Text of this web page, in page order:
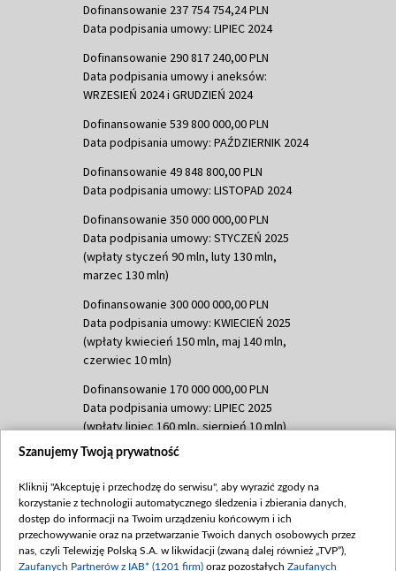
Dofinansowanie 237 754 754,24 PLN
Data podpisania umowy: LIPIEC 2024
Dofinansowanie 290 817 240,00 PLN
Data podpisania umowy i aneksów:
WRZESIEŃ 2024 i GRUDZIEŃ 2024
Dofinansowanie 539 800 000,00 PLN
Data podpisania umowy: PAŹDZIERNIK 2024
Dofinansowanie 49 848 800,00 PLN
Data podpisania umowy: LISTOPAD 2024
Dofinansowanie 350 000 000,00 PLN
Data podpisania umowy: STYCZEŃ 2025
(wpłaty styczeń 90 mln, luty 130 mln,
marzec 130 mln)
Dofinansowanie 300 000 000,00 PLN
Data podpisania umowy: KWIECIEŃ 2025
(wpłaty kwiecień 150 mln, maj 140 mln,
czerwiec 10 mln)
Dofinansowanie 170 000 000,00 PLN
Data podpisania umowy: LIPIEC 2025
(wpłaty lipiec 160 mln, sierpień 10 mln)
Dofinansowanie 60 000 000,00 PLN
(wpłata wrzesień 60 mln)
Dofinansowanie 635 783 051,21 PLN
Data podpisania umowy: WRZESIEŃ 2025
(wpłata wrzesień 100 mln, październik 350
Szanujemy Twoją prywatność
Kliknij "Akceptuję i przechodzę do serwisu", aby wyrazić zgody na
korzystanie z technologii automatycznego śledzenia i zbierania danych,
dostęp do informacji na Twoim urządzeniu końcowym i ich
przechowywanie oraz na przetwarzanie Twoich danych osobowych przez
nas, czyli Telewizję Polską S.A. w likwidacji (zwaną dalej również „TVP”),
Zaufanych Partnerów z IAB* (1201 firm) oraz pozostałych Zaufanych